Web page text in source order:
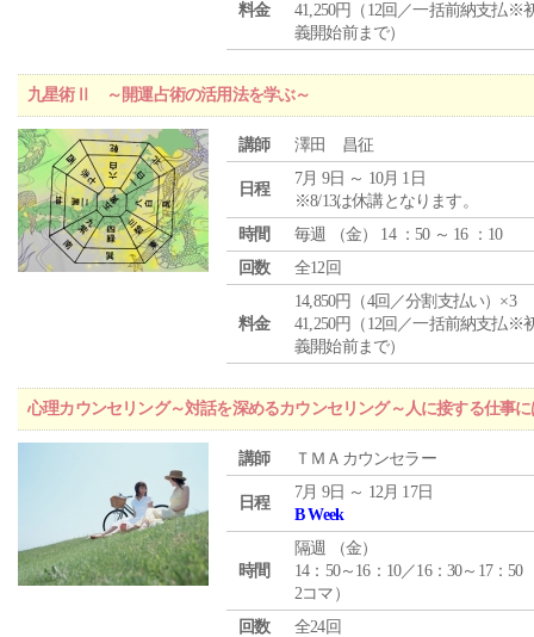
料金
41,250円（12回／一括前納支払※
義開始前まで）
九星術Ⅱ ～開運占術の活用法を学ぶ～
講師 澤田 昌征
日程
7月 9日 ～ 10月 1日
※8/13は休講となります。
時間
毎週 （金） 14 ：50 ～ 16 ：10
回数
全12回
料金
14,850円（4回／分割支払い）×3
41,250円（12回／一括前納支払※
義開始前まで）
心理カウンセリング～対話を深めるカウンセリング～人に接する仕事
講師 ＴＭＡカウンセラー
日程
7月 9日 ～ 12月 17日
B Week
時間
隔週 （金）
14：50～16：10／16：30～17：50
2コマ）
回数
全24回